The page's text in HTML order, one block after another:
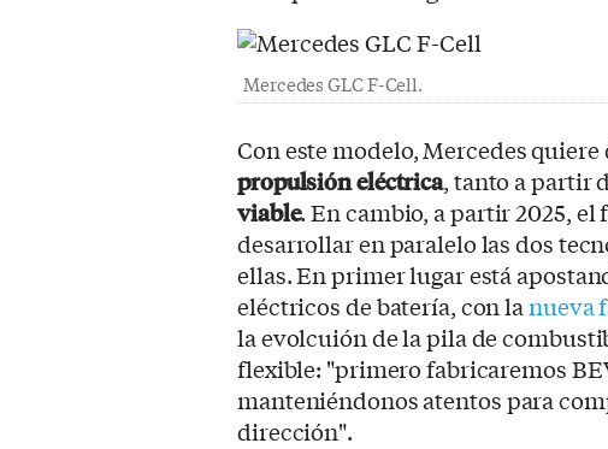
Mercedes GLC F-Cell.
Con este modelo, Mercedes
propulsión eléctrica, tanto a partir
viable. En cambio, a partir 2025,
desarrollar en paralelo las dos
ellas. En primer lugar está
eléctricos de batería, con lanueva
la evolcuión de la pila de
flexible: "primero fabricaremos
manteniéndonos atentos para
dirección".